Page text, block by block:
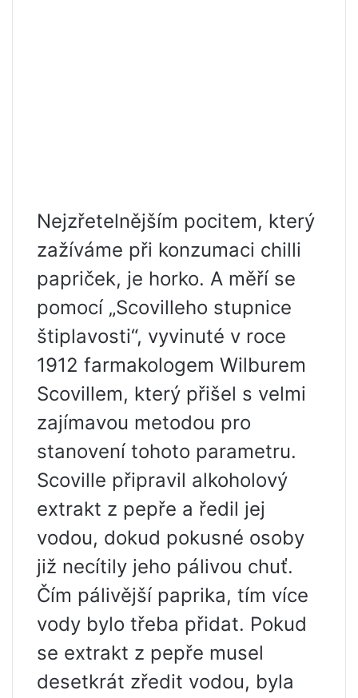
Nejzřetelnějším pocitem, který
zažíváme při konzumaci chilli
papriček, je horko. A měří se
pomocí „Scovilleho stupnice
štiplavosti“, vyvinuté v roce
1912 farmakologem Wilburem
Scovillem, který přišel s velmi
zajímavou metodou pro
stanovení tohoto parametru.
Scoville připravil alkoholový
extrakt z pepře a ředil jej
vodou, dokud pokusné osoby
již necítily jeho pálivou chuť.
Čím pálivější paprika, tím více
vody bylo třeba přidat. Pokud
se extrakt z pepře musel
desetkrát zředit vodou, byla